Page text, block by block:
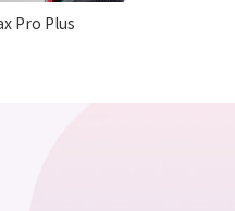
Pro Plus